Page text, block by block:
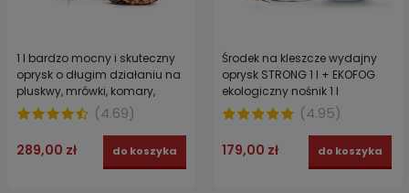
1 l bardzo mocny i skuteczny
oprysk o długim działaniu na
pluskwy, mrówki, komary,
kleszcze, osy Draker 10.2
(4.69)
289,00 zł do koszyka
Środek na kleszcze wydajny
oprysk STRONG 1 l + EKOFOG
ekologiczny nośnik 1 l
(4.95)
179,00 zł do koszyka